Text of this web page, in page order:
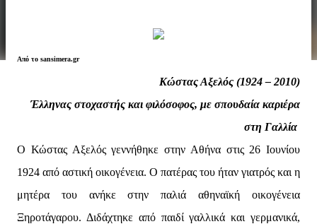
Από το sansimera.gr
Κώστας Αξελός (1924 – 2010)
Έλληνας στοχαστής και φιλόσοφος, με σπουδαία καριέρα
στη Γαλλία
Ο Κώστας Αξελός γεννήθηκε στην Αθήνα στις 26 Ιουνίου
1924 από αστική οικογένεια. Ο πατέρας του ήταν γιατρός και η
μητέρα του ανήκε στην παλιά αθηναϊκή οικογένεια
Ξηροτάγαρου. Διδάχτηκε από παιδί γαλλικά και γερμανικά,